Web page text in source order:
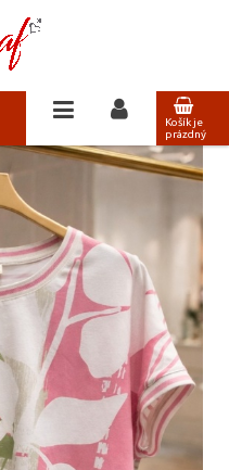
Košík je
prázdný
STYLOVÉ TRIKO BL 6206